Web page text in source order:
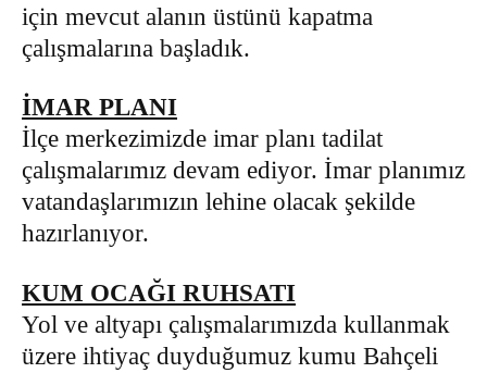
için mevcut alanın üstünü kapatma
çalışmalarına başladık.
İMAR PLANI
İlçe merkezimizde imar planı tadilat
çalışmalarımız devam ediyor. İmar planımız
vatandaşlarımızın lehine olacak şekilde
hazırlanıyor.
KUM OCAĞI RUHSATI
Yol ve altyapı çalışmalarımızda kullanmak
üzere ihtiyaç duyduğumuz kumu Bahçeli